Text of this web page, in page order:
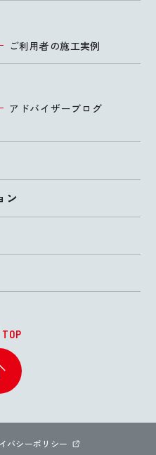
ご利用者の施工実例
アドバイザーブログ
ン
TOP
バシーポリシー